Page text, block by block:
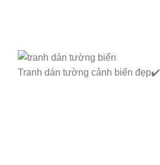
Tranh dán tường cảnh biển đẹp✔️